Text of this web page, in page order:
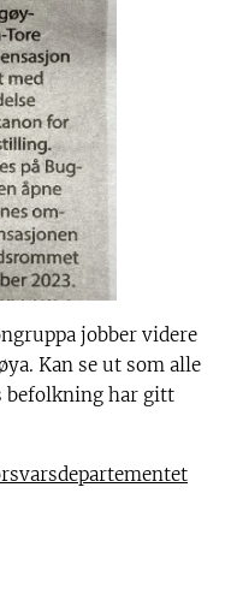
jobber videre
Kan se ut som alle
befolkning har gitt